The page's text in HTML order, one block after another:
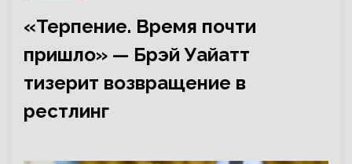
«Терпение. Время почти
пришло» — Брэй Уайатт
тизерит возвращение в
рестлинг